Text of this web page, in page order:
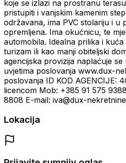
koje se izlazi na prostranu
pristupiti i vanjskim kamenim
održavana, ima PVC stolariju i u
opremljena. Ima okućnicu, te
automobila. Idealna prilika i
turizam ili kao manji obiteljski
agencijska provizija naplaćuje se
uvjetima poslovanja www.dux-
poslovanja ID KOD AGENCIJE:
licencom Mob: +385 91 575
8808 E-mail: iva@dux-
Lokacija